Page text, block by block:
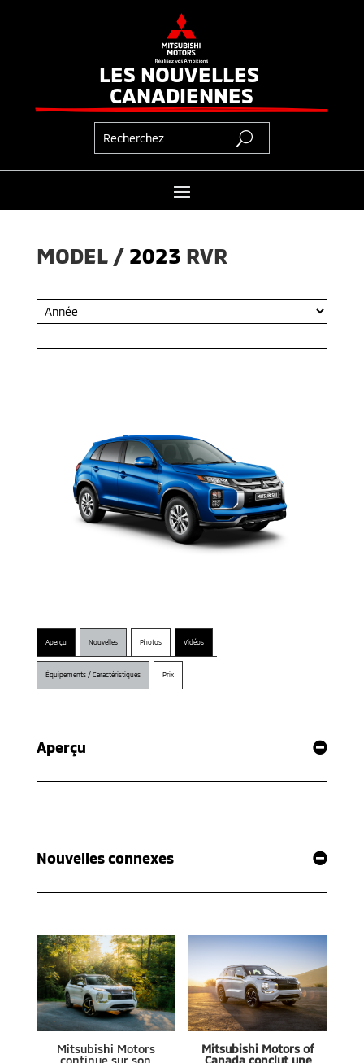
LES NOUVELLES
CANADIENNES
MODEL / 2023 RVR
Aperçu Nouvelles Photos Vidéos
Équipements / Caractéristiques Prix
Aperçu
Nouvelles connexes